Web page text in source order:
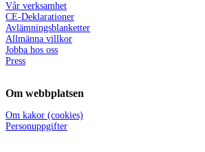
Vår verksamhet
CE-Deklarationer
Avlämningsblanketter
Allmänna villkor
Jobba hos oss
Press
Om webbplatsen
Om kakor (cookies)
Personuppgifter